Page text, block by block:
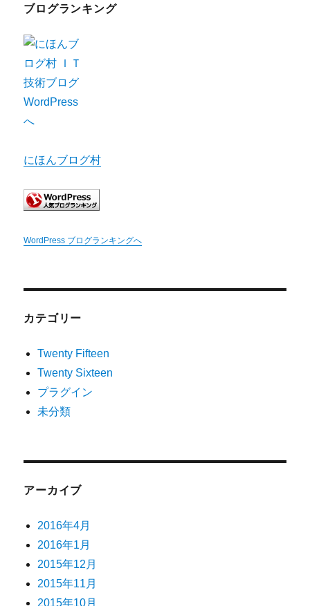
ブログランキング
にほんブログ村
WordPress ブログランキングへ
カテゴリー
Twenty Fifteen
Twenty Sixteen
プラグイン
未分類
アーカイブ
2016年4月
2016年1月
2015年12月
2015年11月
2015年10月